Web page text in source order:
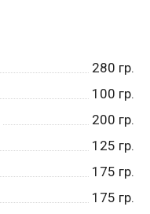
280 гр.
100 гр.
200 гр.
125 гр.
175 гр.
175 гр.